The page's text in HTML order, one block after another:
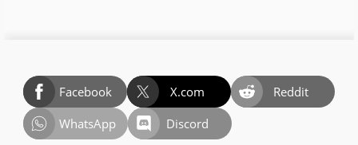
Facebook X.com
Reddit
WhatsApp
Discord